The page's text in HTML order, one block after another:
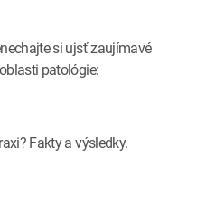
si ujsť zaujímavé
patológie:
Fakty a výsledky.